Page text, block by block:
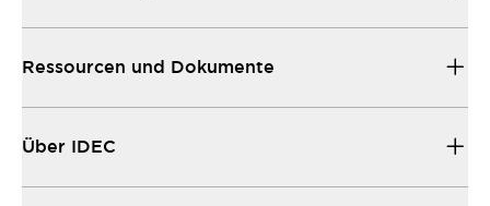
Ressourcen und Dokumente
Über IDEC